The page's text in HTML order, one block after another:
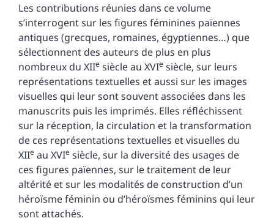
Les contributions réunies dans ce volume
s’interrogent sur les figures féminines païennes
antiques (grecques, romaines, égyptiennes…) que
sélectionnent des auteurs de plus en plus
nombreux du XIIe siècle au XVIe siècle, sur leurs
représentations textuelles et aussi sur les images
visuelles qui leur sont souvent associées dans les
manuscrits puis les imprimés. Elles réfléchissent
sur la réception, la circulation et la transformation
de ces représentations textuelles et visuelles du
XIIe au XVIe siècle, sur la diversité des usages de
ces figures païennes, sur le traitement de leur
altérité et sur les modalités de construction d’un
héroïsme féminin ou d’héroïsmes féminins qui leur
sont attachés.